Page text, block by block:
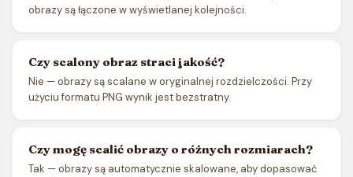
obrazy są łączone w wyświetlanej kolejności.
Czy scalony obraz straci jakość?
Nie — obrazy są scalane w oryginalnej rozdzielczości. Przy
użyciu formatu PNG wynik jest bezstratny.
Czy mogę scalić obrazy o różnych rozmiarach?
Tak — obrazy są automatycznie skalowane, aby dopasować